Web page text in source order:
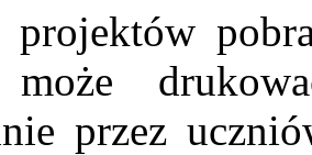
projektów
przez